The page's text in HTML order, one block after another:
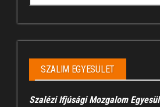
SZALIM EGYESÜLET
Szalézi Ifjúsági Mozgalom